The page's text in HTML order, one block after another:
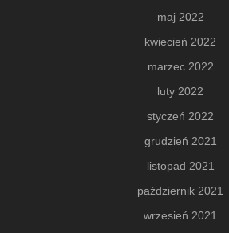
maj 2022
kwiecień 2022
marzec 2022
luty 2022
styczeń 2022
grudzień 2021
listopad 2021
październik 2021
wrzesień 2021